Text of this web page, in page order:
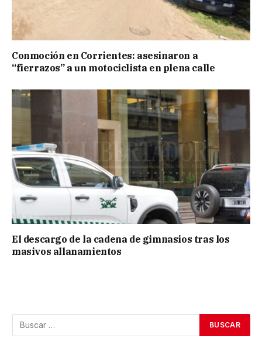
Conmoción en Corrientes: asesinaron a
“fierrazos” a un motociclista en plena calle
El descargo de la cadena de gimnasios tras los
masivos allanamientos